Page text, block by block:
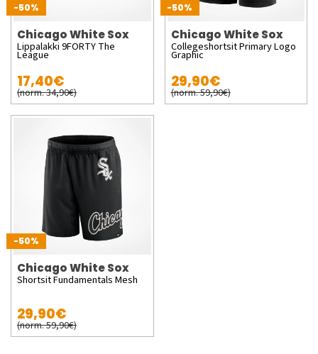
-50%
Chicago White Sox
Lippalakki 9FORTY The
League
17,40€
(norm. 34,90€)
-50%
Chicago White Sox
Collegeshortsit Primary Logo
Graphic
29,90€
(norm. 59,90€)
-50%
Chicago White Sox
Shortsit Fundamentals Mesh
29,90€
(norm. 59,90€)